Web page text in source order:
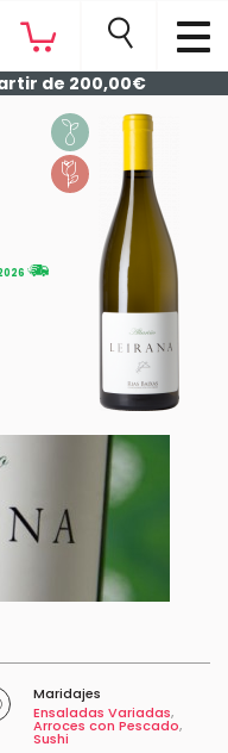
de 200,00€
Maridajes
Ensaladas Variadas,
Arroces con Pescado,
Sushi